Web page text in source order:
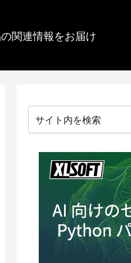
関連情報をお届け